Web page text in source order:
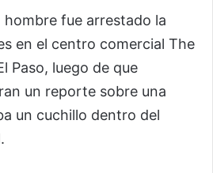
hombre fue arrestado la
en el centro comercial The
Paso, luego de que
un reporte sobre una
un cuchillo dentro del